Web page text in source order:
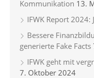
Kommunikation 13.
IFWK Report 2024:
Bessere
generierte Fake Facts
IFWK geht mit
7. Oktober 2024